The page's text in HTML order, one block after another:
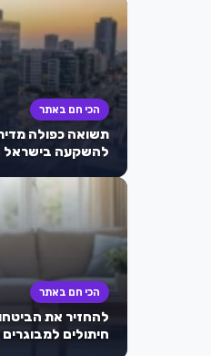
הכי חם באתר
תשואה כפולה
להשקעה בישראל
הכי חם באתר
להחזיר את
חיתולים למבוגרים